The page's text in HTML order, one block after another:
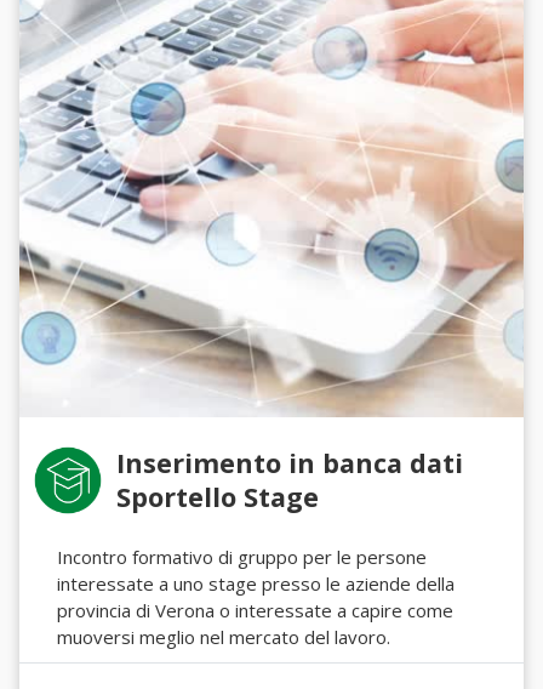
Inserimento in banca dati
Sportello Stage
Incontro formativo di gruppo per le persone
interessate a uno stage presso le aziende della
provincia di Verona o interessate a capire come
muoversi meglio nel mercato del lavoro.